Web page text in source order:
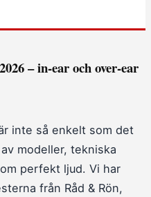
– in-ear och over-ear
inte så enkelt som det
modeller, tekniska
perfekt ljud. Vi har
från Råd & Rön,